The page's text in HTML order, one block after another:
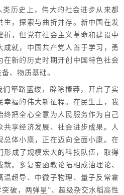
类历史上，伟大的社会进步从来都
生，探索与曲折并存。新中国在发
折，但党在社会主义革命和建设中
就，中国共产党人善于学习，勇
在新的历史时期开创中国特色社会
、物质基础。
筚路蓝缕，辟除榛莽，开启了实
幸福的伟大新征程。在民生上，我
终把全心全意为人民服务作为自己
共享经济发展、社会进步成果。人
总体小康，正在迈向全面小康。在
形成了规模宏大的科技队伍，取得
就。多复变函教论陆相成油理论、
温超导、中微子物理、量子反常霍
破，两弹星”、超级杂交水稻高性